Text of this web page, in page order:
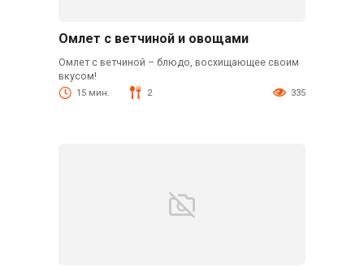
Омлет с ветчиной и овощами
Омлет с ветчиной – блюдо, восхищающее своим
вкусом!
15 мин. 2 335